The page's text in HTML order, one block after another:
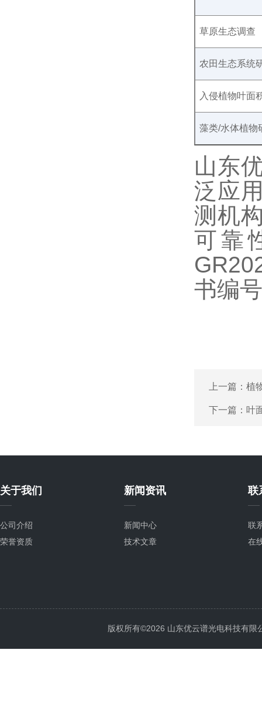
草原生态调查
农田生态系统
入侵植物叶面
藻类/水体植物
山东
泛应
测机
可靠
书编
上一篇： 植
下一篇： 叶
关于我们
公司介绍
荣誉资质
新闻资讯
新闻中心
技术文章
联
联
在
版权所有©2026 山东优云谱光电科技有